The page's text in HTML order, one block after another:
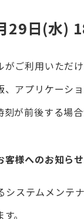
29日(水)
ご利用いただけ
アプリケーシ
が前後する場合
客様へのお知ら
ステムメンテ
。